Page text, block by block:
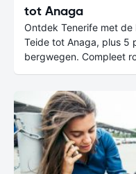
tot Anaga
Ontdek Tenerife met
Teide tot Anaga, plus 5
bergwegen. Compleet